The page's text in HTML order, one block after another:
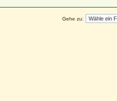
Gehe zu: